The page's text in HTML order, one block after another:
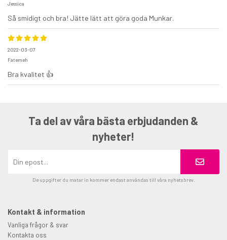
Jessica
Så smidigt och bra! Jätte lätt att göra goda Munkar.
2022-03-07
Fatemeh
Bra kvalitet 👍
Ta del av våra bästa erbjudanden &
nyheter!
De uppgifter du matar in kommer endast användas till våra nyhetsbrev.
Kontakt & information
Vanliga frågor & svar
Kontakta oss